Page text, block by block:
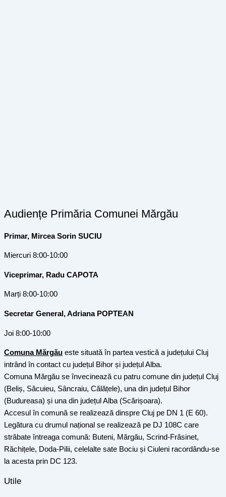
Audiențe Primăria Comunei Mărgău
Primar, Mircea Sorin SUCIU
Miercuri 8:00-10:00
Viceprimar, Radu CAPOTA
Marți 8:00-10:00
Secretar General, Adriana POPTEAN
Joi 8:00-10:00
Comuna Mărgău este situată în partea vestică a județului Cluj
intrând în contact cu județul Bihor și județul Alba.
Comuna Mărgău se învecinează cu patru comune din județul Cluj
(Beliș, Săcuieu, Sâncraiu, Călățele), una din județul Bihor
(Budureasa) și una din județul Alba (Scărișoara).
Accesul în comună se realizează dinspre Cluj pe DN 1 (E 60).
Legătura cu drumul național se realizează pe DJ 108C care
străbate întreaga comună: Buteni, Mărgău, Scrind-Frăsinet,
Răchițele, Doda-Pilii, celelalte sate Bociu și Ciuleni racordându-se
la acesta prin DC 123.
Utile